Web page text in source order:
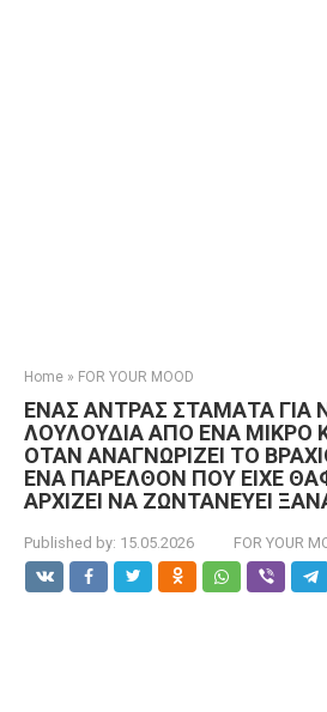
Home » FOR YOUR MOOD
ΕΝΑΣ ΑΝΤΡΑΣ ΣΤΑΜΑΤΑ ΓΙΑ
ΛΟΥΛΟΥΔΙΑ ΑΠΟ ΕΝΑ ΜΙΚΡΟ
ΟΤΑΝ ΑΝΑΓΝΩΡΙΖΕΙ ΤΟ
ΕΝΑ ΠΑΡΕΛΘΟΝ ΠΟΥ ΕΙΧΕ
ΑΡΧΙΖΕΙ ΝΑ ΖΩΝΤΑΝΕΥΕΙ
Published by: 15.05.2026 FOR YOUR